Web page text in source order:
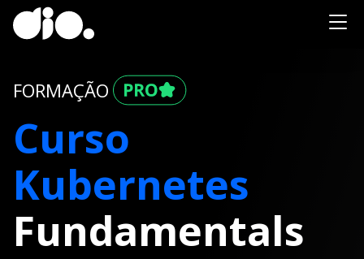
FORMAÇÃO
Curso
Kubernetes
Fundamentals